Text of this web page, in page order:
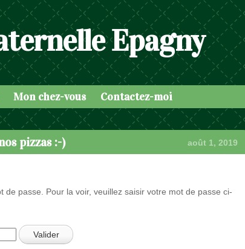
Epagny
Mon chez-vous Contactez-moi
pizzas :-) août 1, 2019
passe. Pour la voir, veuillez saisir votre mot de passe ci-